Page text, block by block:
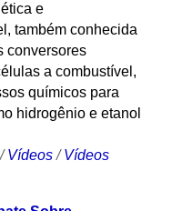
e
também conhecida
conversores
a combustível,
químicos para
hidrogênio e etanol
/Vídeos /Vídeos